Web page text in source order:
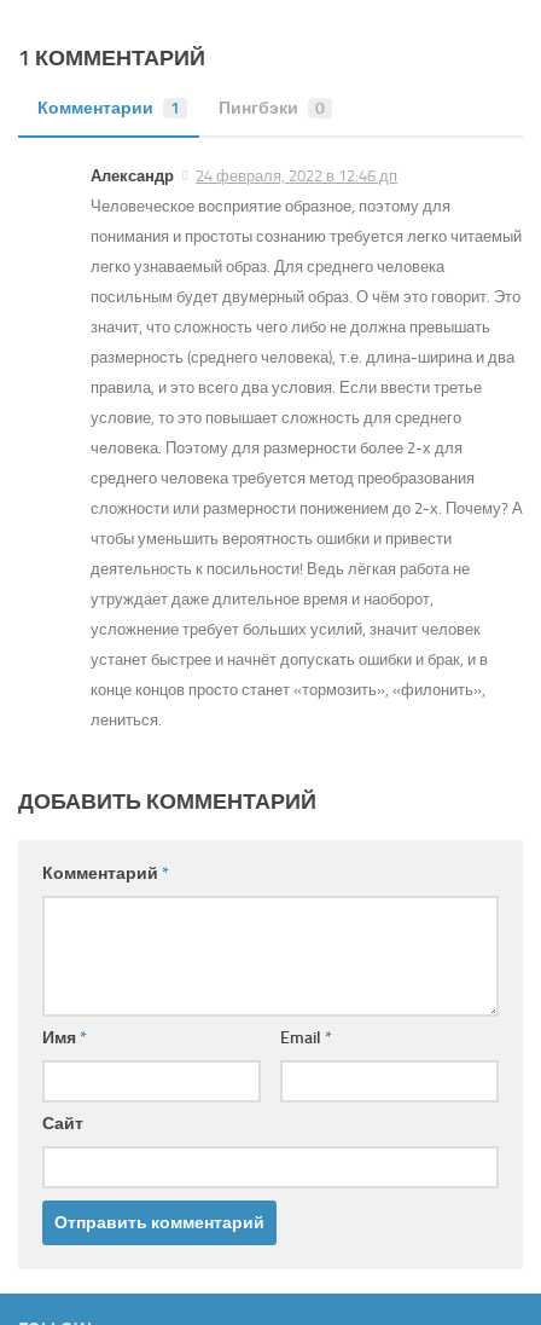
1 КОММЕНТАРИЙ
Комментарии 1 Пингбэки 0
Александр
24 февраля, 2022 в 12:46 дп
Человеческое восприятие образное, поэтому для
понимания и простоты сознанию требуется легко читаемый
легко узнаваемый образ. Для среднего человека
посильным будет двумерный образ. О чём это говорит. Это
значит, что сложность чего либо не должна превышать
размерность (среднего человека), т.е. длина-ширина и два
правила, и это всего два условия. Если ввести третье
условие, то это повышает сложность для среднего
человека. Поэтому для размерности более 2-х для
среднего человека требуется метод преобразования
сложности или размерности понижением до 2-х. Почему? А
чтобы уменьшить вероятность ошибки и привести
деятельность к посильности! Ведь лёгкая работа не
утруждает даже длительное время и наоборот,
усложнение требует больших усилий, значит человек
устанет быстрее и начнёт допускать ошибки и брак, и в
конце концов просто станет «тормозить», «филонить»,
лениться.
ДОБАВИТЬ КОММЕНТАРИЙ
Комментарий *
Имя* Email *
Сайт